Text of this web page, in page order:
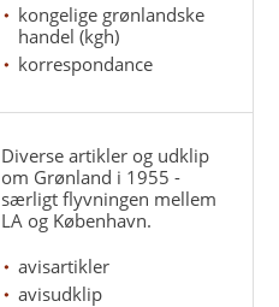
kongelige grønlandske
handel (kgh)
korrespondance
Diverse artikler og udklip
om Grønland i 1955 -
særligt flyvningen mellem
LA og København.
avisartikler
avisudklip